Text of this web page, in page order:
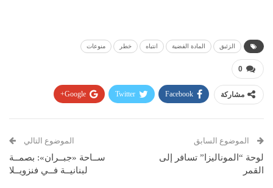
الزئبق المادة الفضية انتباه خطر منوعات
0
مشاركة Facebook
Twitter
Google+
الموضوع السابق
لوحة “الموناليزا” تسافر إلى
القمر
الموضوع التالي
ســاحة «جبــران»: بصمــة
لبنانيــة فــي فنزويــلا